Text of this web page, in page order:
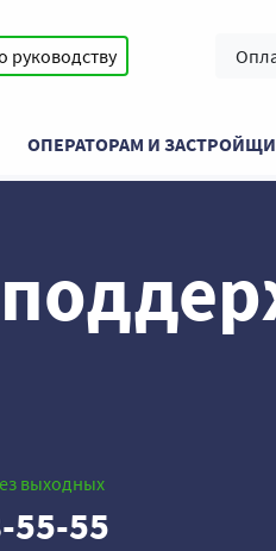
руководству
ОПЕРАТОРАМ И
выходных
55-55